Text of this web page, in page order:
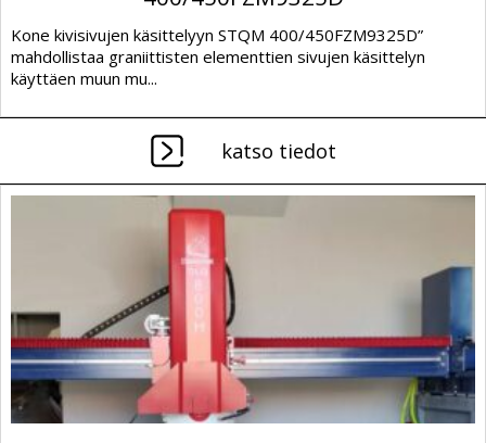
Kone kivisivujen käsittelyyn STQM 400/450FZM9325D”
mahdollistaa graniittisten elementtien sivujen käsittelyn
käyttäen muun mu...
katso tiedot